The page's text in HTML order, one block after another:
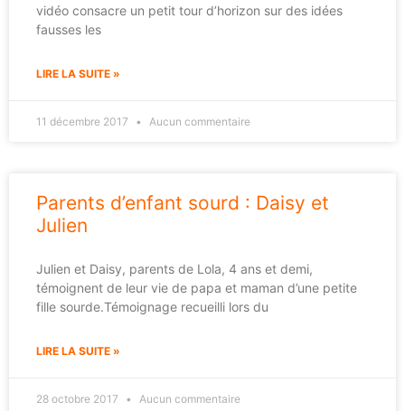
vidéo consacre un petit tour d’horizon sur des idées
fausses les
LIRE LA SUITE »
11 décembre 2017 Aucun commentaire
Parents d’enfant sourd : Daisy et
Julien
Julien et Daisy, parents de Lola, 4 ans et demi,
témoignent de leur vie de papa et maman d’une petite
fille sourde.Témoignage recueilli lors du
LIRE LA SUITE »
28 octobre 2017 Aucun commentaire